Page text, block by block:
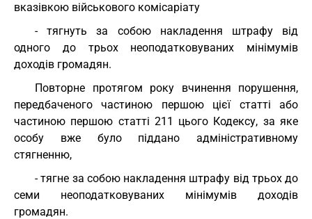
вказівкою військового комісаріату
- тягнуть за собою накладення штрафу від
одного до трьох неоподатковуваних мінімумів
доходів громадян.
Повторне протягом року вчинення порушення,
передбаченого частиною першою цієї статті або
частиною першою статті 211 цього Кодексу, за яке
особу вже було піддано адміністративному
стягненню,
- тягне за собою накладення штрафу від трьох до
семи неоподатковуваних мінімумів доходів
громадян.